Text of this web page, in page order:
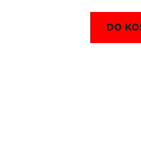
DO